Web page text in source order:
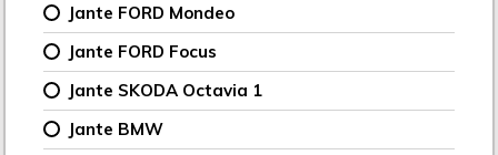
Jante FORD Mondeo
Jante FORD Focus
Jante SKODA Octavia 1
Jante BMW